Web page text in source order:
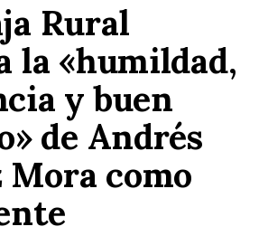
Rural
la «humildad,
y buen
de Andrés
Mora como